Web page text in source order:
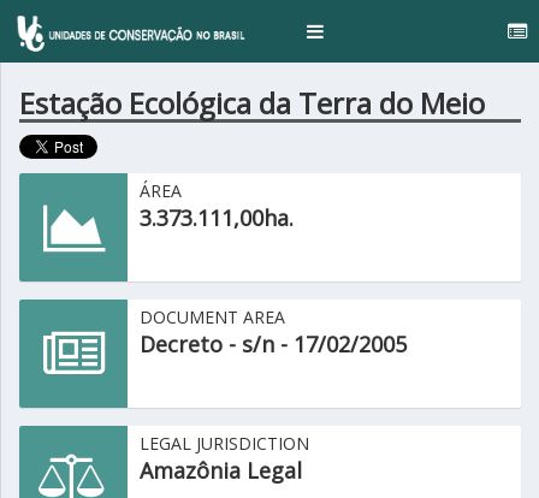
Toggle
Estação Ecológica da Terra do Meio
ÁREA
3.373.111,00ha.
DOCUMENT AREA
Decreto - s/n - 17/02/2005
LEGAL JURISDICTION
Amazônia Legal